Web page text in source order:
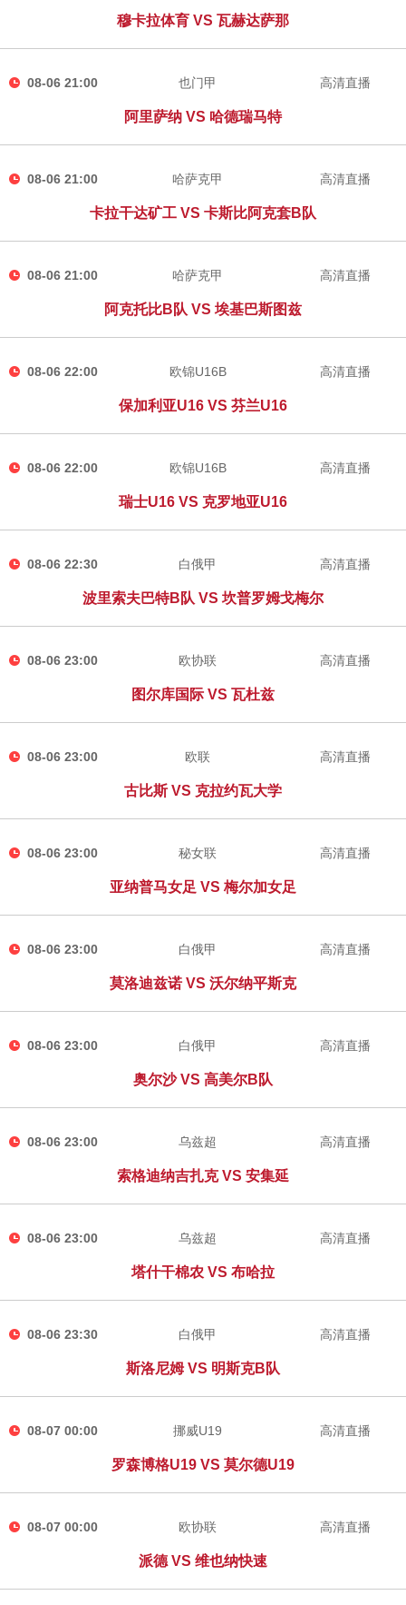
穆卡拉体育 VS 瓦赫达萨那
08-06 21:00 也门甲
阿里萨纳 VS 哈德瑞马特
高清直播
08-06 21:00 哈萨克甲
卡拉干达矿工 VS 卡斯比阿克套B队
高清直播
08-06 21:00 哈萨克甲
阿克托比B队 VS 埃基巴斯图兹
高清直播
08-06 22:00 欧锦U16B
保加利亚U16 VS 芬兰U16
高清直播
08-06 22:00 欧锦U16B
瑞士U16 VS 克罗地亚U16
高清直播
08-06 22:30 白俄甲
波里索夫巴特B队 VS 坎普罗姆戈梅尔
高清直播
08-06 23:00 欧协联
图尔库国际 VS 瓦杜兹
高清直播
08-06 23:00 欧联
古比斯 VS 克拉约瓦大学
高清直播
08-06 23:00 秘女联
亚纳普马女足 VS 梅尔加女足
高清直播
08-06 23:00 白俄甲
莫洛迪兹诺 VS 沃尔纳平斯克
高清直播
08-06 23:00 白俄甲
奥尔沙 VS 高美尔B队
高清直播
08-06 23:00 乌兹超
索格迪纳吉扎克 VS 安集延
高清直播
08-06 23:00 乌兹超
塔什干棉农 VS 布哈拉
高清直播
08-06 23:30 白俄甲
斯洛尼姆 VS 明斯克B队
高清直播
08-07 00:00 挪威U19
罗森博格U19 VS 莫尔德U19
高清直播
08-07 00:00 欧协联
派德 VS 维也纳快速
高清直播